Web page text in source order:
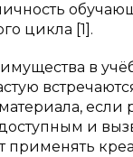
цикла [1].
в
если
и
применять